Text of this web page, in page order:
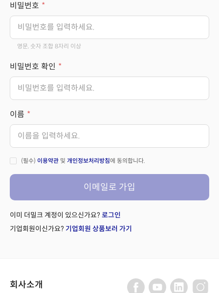
비밀번호
영문, 숫자 조합 8자리 이상
비밀번호 확인
이름
(필수) 이용약관 및 개인정보처리방침에 동의합니다.
이메일로 가입
이미 더밀크 계정이 있으신가요? 로그인
기업회원이신가요? 기업회원 상품보러 가기
회사소개